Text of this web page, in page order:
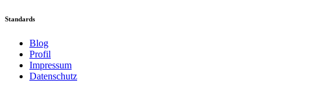
Standards
Blog
Profil
Impressum
Datenschutz